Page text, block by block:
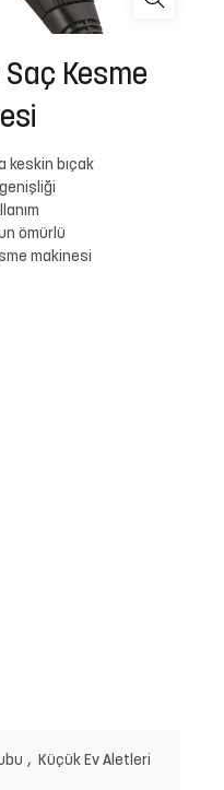
Saç Kesme
keskin bıçak
ömürlü
makinesi
, Küçük Ev Aletleri